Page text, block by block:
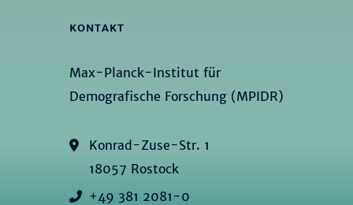
KONTAKT
Max-Planck-Institut für
Demografische Forschung (MPIDR)
Konrad-Zuse-Str. 1
18057 Rostock
+49 381 2081-0